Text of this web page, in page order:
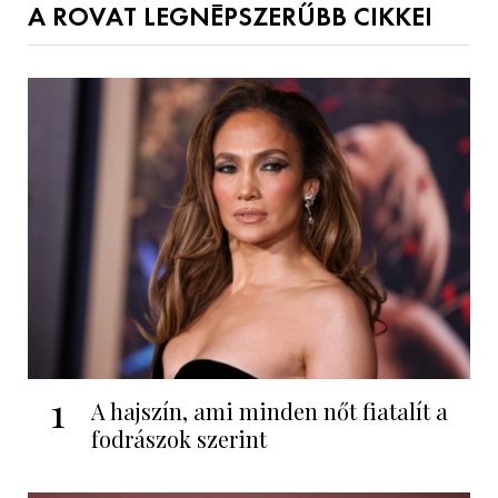
A ROVAT LEGNÉPSZERŰBB CIKKEI
1
A hajszín, ami minden nőt fiatalít a
fodrászok szerint